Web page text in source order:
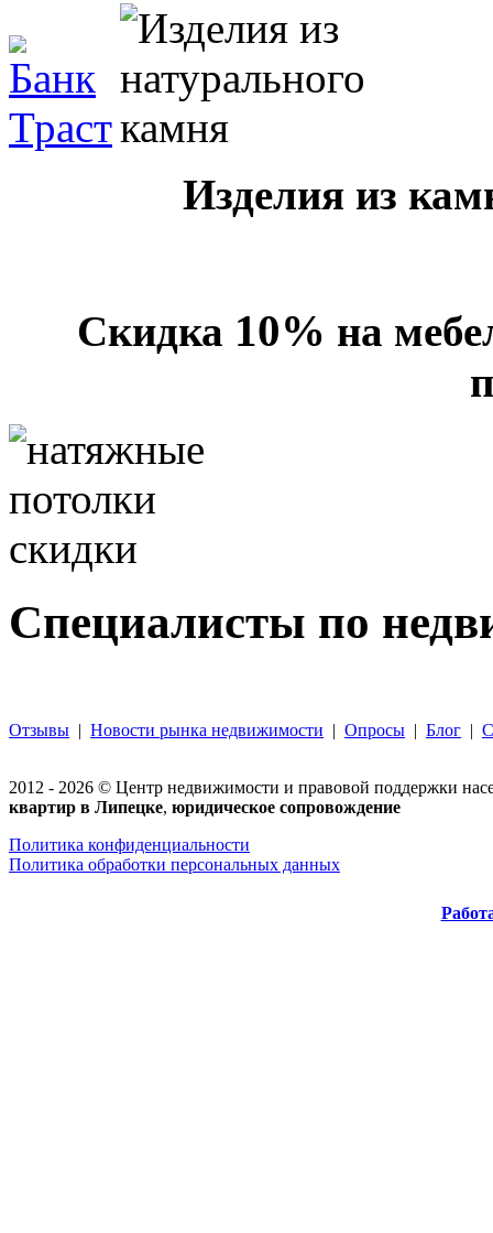
Изделия из
Скидка 10% на
Специалисты по
Отзывы | Новости рынка недвижимости | Опросы | Блог |
2012 - 2026 © Центр недвижимости и правовой поддержки
квартир в Липецке, юридическое сопровождение
Политика конфиденциальности
Политика обработки персональных данных